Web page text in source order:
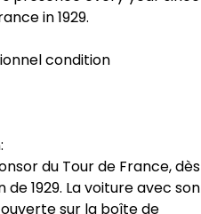
in 1929.
condition
du Tour de France, dès
1929. La voiture avec son
sur la boîte de